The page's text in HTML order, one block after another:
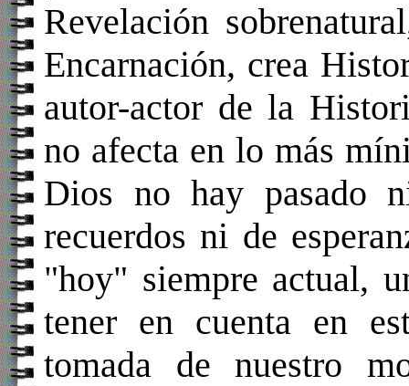
Revelación
Encarnación, crea
autor-actor de la
no afecta en lo más
Dios no hay pasado
recuerdos ni de
"hoy" siempre actual,
tener en cuenta en
tomada de nuestro